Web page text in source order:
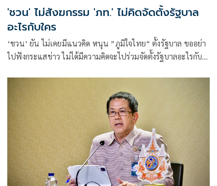
'ชวน' ไม่สังฆกรรม 'ภท.' ไม่คิดจัดตั้งรัฐบาล
อะไรกับใคร
‘ชวน’ ยัน ไม่เคยมีแนวคิด หนุน ”ภูมิใจไทย“ ตั้งรัฐบาล ขออย่า
ไปฟังกระแสข่าว ไม่ได้มีความคิดจะไปร่วมจัดตั้งรัฐบาลอะไรกับ